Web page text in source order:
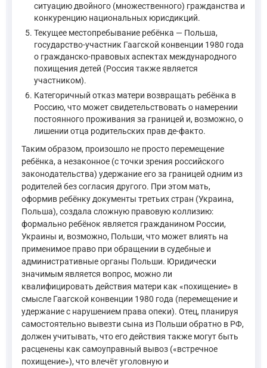
ситуацию двойного (множественного) гражданства и
конкуренцию национальных юрисдикций.
Текущее местопребывание ребёнка — Польша,
государство-участник Гаагской конвенции 1980 года
о гражданско-правовых аспектах международного
похищения детей (Россия также является
участником).
Категоричный отказ матери возвращать ребёнка в
Россию, что может свидетельствовать о намерении
постоянного проживания за границей и, возможно, о
лишении отца родительских прав де-факто.
Таким образом, произошло не просто перемещение
ребёнка, а незаконное (с точки зрения российского
законодательства) удержание его за границей одним из
родителей без согласия другого. При этом мать,
оформив ребёнку документы третьих стран (Украина,
Польша), создала сложную правовую коллизию:
формально ребёнок является гражданином России,
Украины и, возможно, Польши, что может влиять на
применимое право при обращении в судебные и
административные органы Польши. Юридически
значимым является вопрос, можно ли
квалифицировать действия матери как «похищение» в
смысле Гаагской конвенции 1980 года (перемещение и
удержание с нарушением права опеки). Отец, планируя
самостоятельно вывезти сына из Польши обратно в РФ,
должен учитывать, что его действия также могут быть
расценены как самоуправный вывоз («встречное
похищение»), что влечёт уголовную и